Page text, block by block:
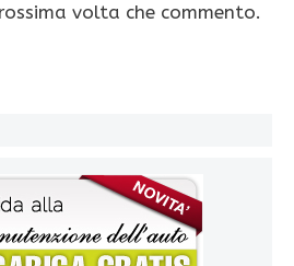
volta che commento.